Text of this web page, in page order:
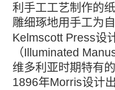
利手工工艺制作的
雕细琢地用手工为
Kelmscott Press设
（Illuminated
维多利亚时期特有
1896年Morris设计